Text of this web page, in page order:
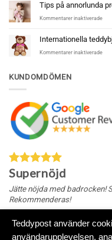
Tips på annorlunda
Kommentarer inaktiveradeför
på
Internationella
Kommentarer inaktiveradeför
KUNDOMDÖMEN
Supernöjd
Jätte nöjda med badrocken!
Rekommenderas!
Teddypost använder
användarupplevelsen,